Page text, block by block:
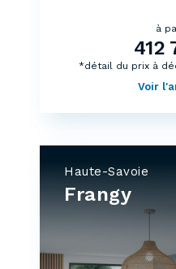
à
412
Voir
*détail du prix à
Haute-Savoie
Frangy